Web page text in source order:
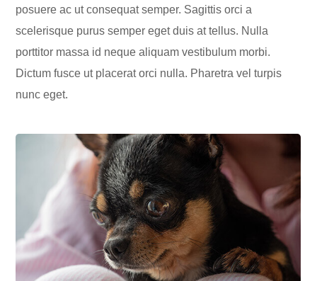
posuere ac ut consequat semper. Sagittis orci a
scelerisque purus semper eget duis at tellus. Nulla
porttitor massa id neque aliquam vestibulum morbi.
Dictum fusce ut placerat orci nulla. Pharetra vel turpis
nunc eget.